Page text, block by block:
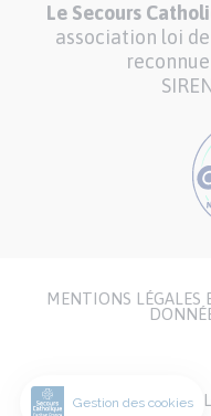
Le Secours
association loi
reconnue
page
MENTIONS LÉGALES